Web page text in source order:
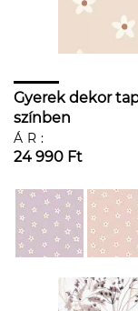
Gyerek dekor
színben
ÁR:
24 990 Ft